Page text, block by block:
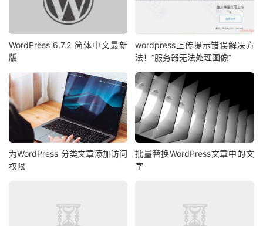
WordPress 6.7.2 简体中文最新
版
wordpress上传提示错误解决方
法！“服务器无法处理图像”
为WordPress 分类文章添加访问
权限
批量替换WordPress文章中的文
字